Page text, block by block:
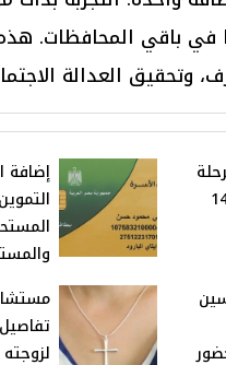
في باقي المحافظات.
وتحقيق العدالة
غدًا الأحد 14
إضافة